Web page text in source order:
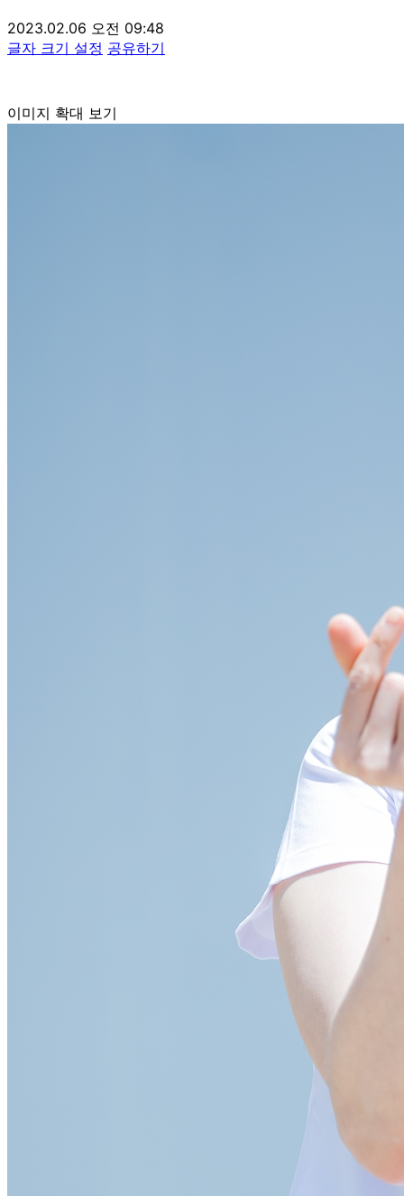
2023.02.06 오전 09:48
글자 크기 설정 공유하기
이미지 확대 보기